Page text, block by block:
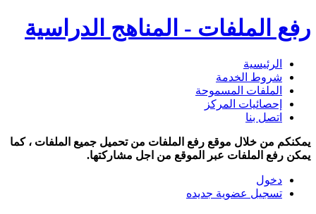
رفع الملفات - المناهج الدراسية
الرئيسية
شروط الخدمة
الملفات المسموحة
إحصائيات المركز
اتصل بنا
يمكنكم من خلال موقع رفع الملفات من تحميل جميع الملفات ، كما
يمكن رفع الملفات عبر الموقع من اجل مشاركتها.
دخول
تسجيل عضوية جديده